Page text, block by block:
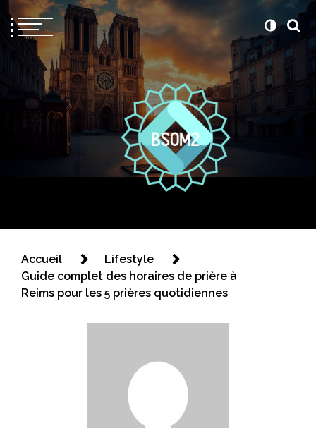
Accueil
Lifestyle
Guide complet des horaires de prière à
Reims pour les 5 prières quotidiennes